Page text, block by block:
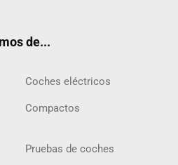
de...
Coches eléctricos
Compactos
Pruebas de coches